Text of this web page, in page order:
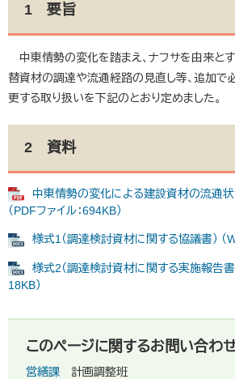
1 要旨
中東情勢の変化を踏まえ、ナフサを由来と
替資材の調達や流通経路の見直し等、追加で
更する取り扱いを下記のとおり定めました。
2 資料
中東情勢の変化による建設資材の流通
（PDFファイル：694KB）
様式1（調達検討資材に関する協議書） （
様式2（調達検討資材に関する実施報告書
18KB）
このページに関するお問い合わ
営繕課
計画調整班